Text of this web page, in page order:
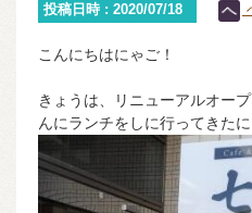
投稿日時 : 2020/07/18
こんにちはにゃご！
きょうは、リニューアルオー
んにランチをしに行ってきた